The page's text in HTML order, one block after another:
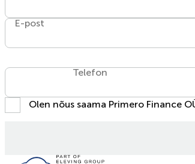
E-post
Telefon
Olen nõus saama Primero Finance